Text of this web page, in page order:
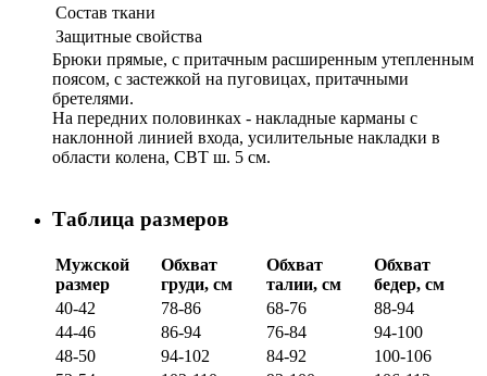
Состав ткани
Защитные свойства
Брюки прямые, с притачным расширенным утепленным
поясом, с застежкой на пуговицах, притачными
бретелями.
На передних половинках - накладные карманы с
наклонной линией входа, усилительные накладки в
области колена, СВТ ш. 5 см.
Таблица размеров
Мужской
размер
Обхват
груди, см
Обхват
талии, см
Обхват
бедер, см
40-42
78-86 68-76
88-94
44-46
86-94 76-84
94-100
48-50
94-102 84-92
100-106